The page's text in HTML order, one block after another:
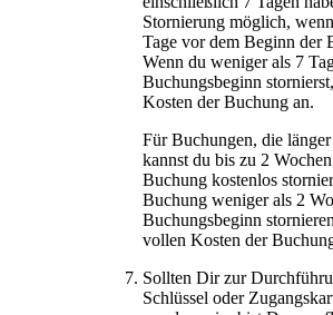
Stornierung möglich,
Tage vor dem Beginn der
Wenn du weniger als 7
Buchungsbeginn
Kosten der Buchung an.
Für Buchungen, die
kannst du bis zu 2
Buchung kostenlos
Buchung weniger als 2
Buchungsbeginn
vollen Kosten der
Sollten Dir zur
Schlüssel oder